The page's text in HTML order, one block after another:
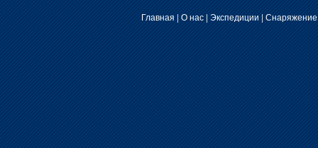
Главная | О нас| Экспедиции | Снаряжение